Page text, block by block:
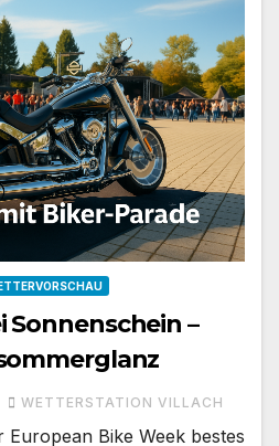
Sonnenschein –
WETTERSTATION VILLACH
Bike Week bestes